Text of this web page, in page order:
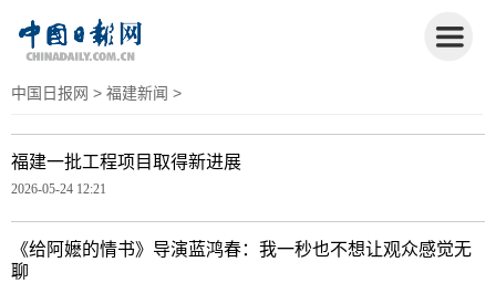
中国日报网 > 福建新闻 >
福建一批工程项目取得新进展
2026-05-24 12:21
《给阿嬷的情书》导演蓝鸿春：我一秒也不想让观众感觉无
聊